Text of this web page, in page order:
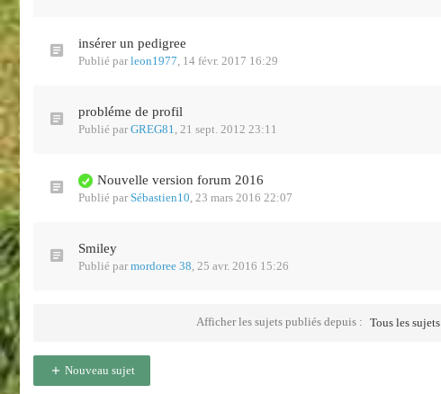
insérer un pedigree
Publié par leon1977, 14 févr. 2017 16:29
probléme de profil
Publié par GREG81, 21 sept. 2012 23:11
Nouvelle version forum 2016
Publié par Sébastien10, 23 mars 2016 22:07
Smiley
Publié par mordoree 38, 25 avr. 2016 15:26
Afficher les sujets publiés depuis : Tous les sujets
Nouveau sujet